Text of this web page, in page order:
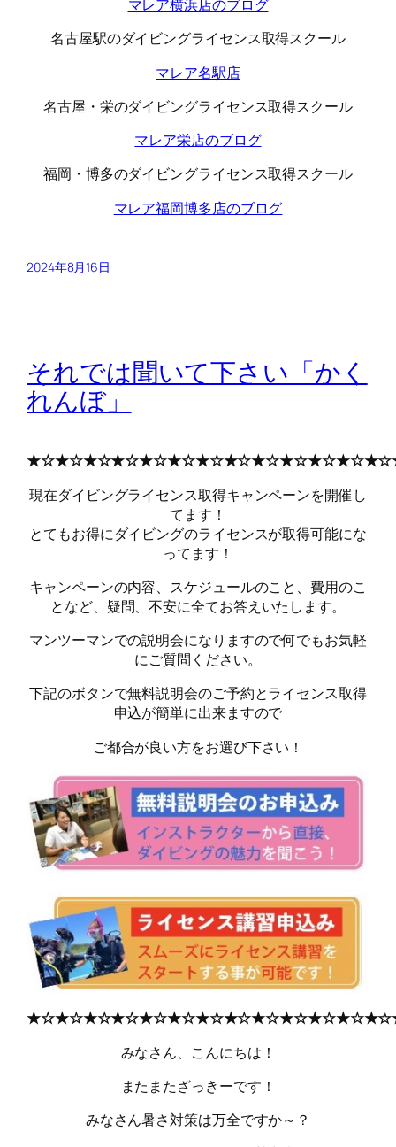
マレア横浜店のブログ
名古屋駅のダイビングライセンス取得スクール
マレア名駅店
名古屋・栄のダイビングライセンス取得スクール
マレア栄店のブログ
福岡・博多のダイビングライセンス取得スクール
マレア福岡博多店のブログ
2024年8月16日
それでは聞いて下さい「かく
れんぼ」
現在ダイビングライセンス取得キャンペーンを開催し
てます！
とてもお得にダイビングのライセンスが取得可能にな
ってます！
キャンペーンの内容、スケジュールのこと、費用のこ
となど、疑問、不安に全てお答えいたします。
マンツーマンでの説明会になりますので何でもお気軽
にご質問ください。
下記のボタンで無料説明会のご予約とライセンス取得
申込が簡単に出来ますので
ご都合が良い方をお選び下さい！
みなさん、こんにちは！
またまたざっきーです！
みなさん暑さ対策は万全ですか～？